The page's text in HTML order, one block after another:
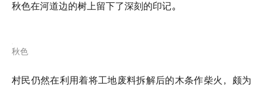
秋色在河道边的树上留下了深刻的印记。
秋色
村民仍然在利用着将工地废料拆解后的木条作柴火，颇为